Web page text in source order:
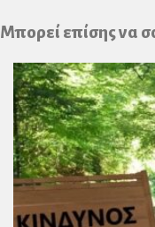
Μπορεί επίσης να